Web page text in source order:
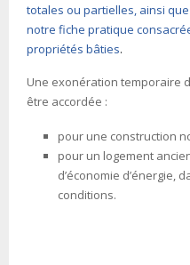
totales ou partielles, ainsi
notre fiche pratique
propriétés bâties.
Une exonération temporaire
être accordée :
pour une construction
pour un logement
d’économie d’énergie,
conditions.